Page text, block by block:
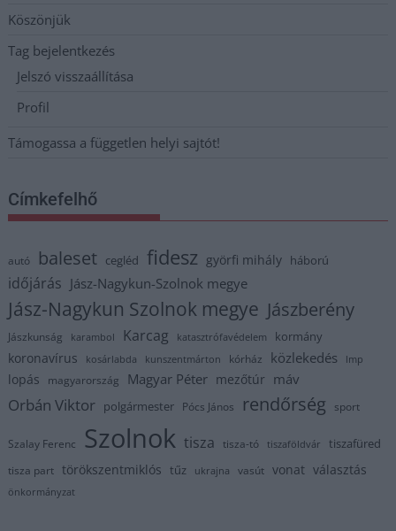
Köszönjük
Tag bejelentkezés
Jelszó visszaállítása
Profil
Támogassa a független helyi sajtót!
Címkefelhő
autó baleset cegléd fidesz györfi mihály háború
időjárás Jász-Nagykun-Szolnok megye
Jász-Nagykun Szolnok megye Jászberény
Jászkunság karambol Karcag katasztrófavédelem kormány
koronavírus kosárlabda kunszentmárton kórház közlekedés lmp
lopás magyarország Magyar Péter mezőtúr máv
Orbán Viktor polgármester Pócs János rendőrség sport
Szalay Ferenc Szolnok tisza tisza-tó tiszaföldvár tiszafüred
tisza part törökszentmiklós tűz ukrajna vasút vonat választás
önkormányzat